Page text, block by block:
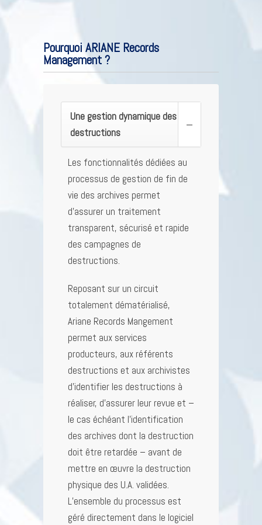
Pourquoi ARIANE Records
Management ?
Une gestion dynamique des
destructions
Les fonctionnalités dédiées au
processus de gestion de fin de
vie des archives permet
d’assurer un traitement
transparent, sécurisé et rapide
des campagnes de
destructions.
Reposant sur un circuit
totalement dématérialisé,
Ariane Records Mangement
permet aux services
producteurs, aux référents
destructions et aux archivistes
d’identifier les destructions à
réaliser, d’assurer leur revue et –
le cas échéant l’identification
des archives dont la destruction
doit être retardée – avant de
mettre en œuvre la destruction
physique des U.A. validées.
L’ensemble du processus est
géré directement dans le logiciel